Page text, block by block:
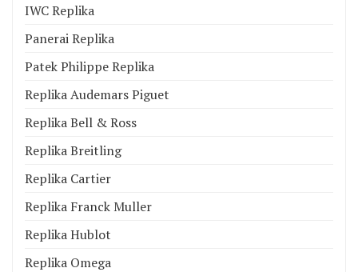
IWC Replika
Panerai Replika
Patek Philippe Replika
Replika Audemars Piguet
Replika Bell & Ross
Replika Breitling
Replika Cartier
Replika Franck Muller
Replika Hublot
Replika Omega